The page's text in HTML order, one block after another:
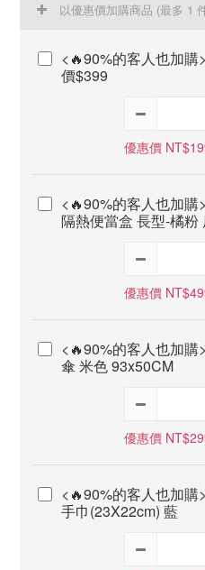
以優惠價加購商品 (最多 1
<🔥90%的客人也加
價$399
優惠價
<🔥90%的客人也加
隔熱便當盒 長型-橘粉
優惠價
<🔥90%的客人也加
傘 米色 93x50CM
優惠價
<🔥90%的客人也加
手巾(23X22cm) 藍